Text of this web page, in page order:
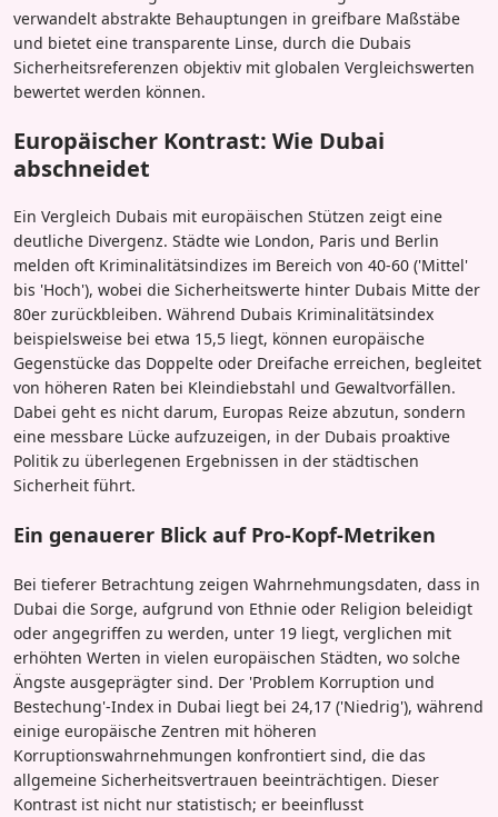
verwandelt abstrakte Behauptungen in greifbare Maßstäbe
und bietet eine transparente Linse, durch die Dubais
Sicherheitsreferenzen objektiv mit globalen Vergleichswerten
bewertet werden können.
Europäischer Kontrast: Wie Dubai
abschneidet
Ein Vergleich Dubais mit europäischen Stützen zeigt eine
deutliche Divergenz. Städte wie London, Paris und Berlin
melden oft Kriminalitätsindizes im Bereich von 40-60 ('Mittel'
bis 'Hoch'), wobei die Sicherheitswerte hinter Dubais Mitte der
80er zurückbleiben. Während Dubais Kriminalitätsindex
beispielsweise bei etwa 15,5 liegt, können europäische
Gegenstücke das Doppelte oder Dreifache erreichen, begleitet
von höheren Raten bei Kleindiebstahl und Gewaltvorfällen.
Dabei geht es nicht darum, Europas Reize abzutun, sondern
eine messbare Lücke aufzuzeigen, in der Dubais proaktive
Politik zu überlegenen Ergebnissen in der städtischen
Sicherheit führt.
Ein genauerer Blick auf Pro-Kopf-Metriken
Bei tieferer Betrachtung zeigen Wahrnehmungsdaten, dass in
Dubai die Sorge, aufgrund von Ethnie oder Religion beleidigt
oder angegriffen zu werden, unter 19 liegt, verglichen mit
erhöhten Werten in vielen europäischen Städten, wo solche
Ängste ausgeprägter sind. Der 'Problem Korruption und
Bestechung'-Index in Dubai liegt bei 24,17 ('Niedrig'), während
einige europäische Zentren mit höheren
Korruptionswahrnehmungen konfrontiert sind, die das
allgemeine Sicherheitsvertrauen beeinträchtigen. Dieser
Kontrast ist nicht nur statistisch; er beeinflusst